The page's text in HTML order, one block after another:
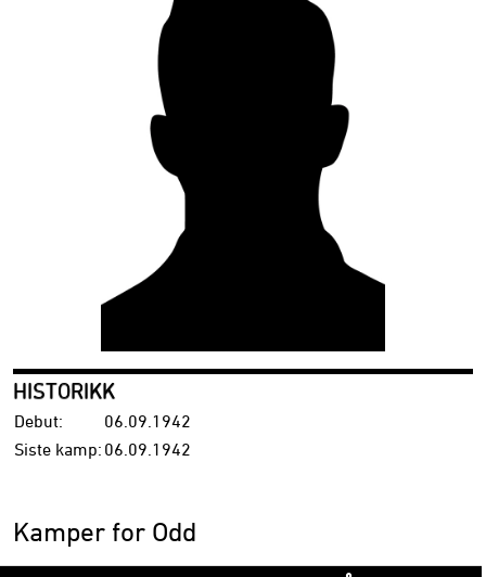
Kamper for Odd
HISTORIKK
Debut:
06.09.1942
Siste kamp: 06.09.1942